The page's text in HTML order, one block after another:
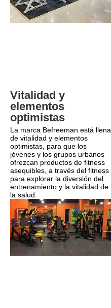
Vitalidad y
elementos
optimistas
La marca Befreeman está llena
de vitalidad y elementos
optimistas, para que los
jóvenes y los grupos urbanos
ofrezcan productos de fitness
asequibles, a través del fitness
para explorar la diversión del
entrenamiento y la vitalidad de
la salud.